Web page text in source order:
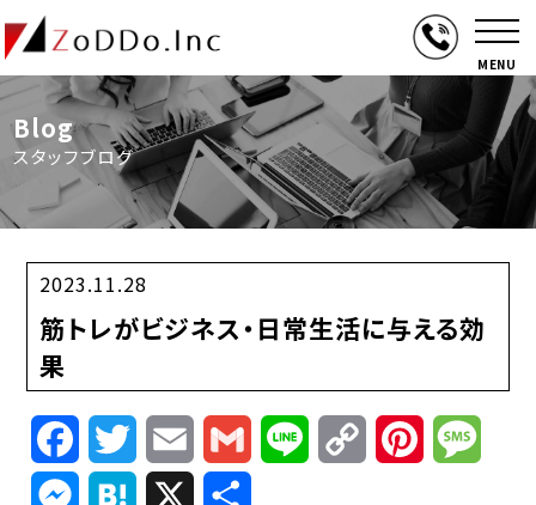
MENU
Blog
スタッフブログ
2023.11.28
筋トレがビジネス・日常生活に与える効
果
FacebookTwitterEmail Gmail Line
Copy
Link
Pinterest
Messenger
Hatena